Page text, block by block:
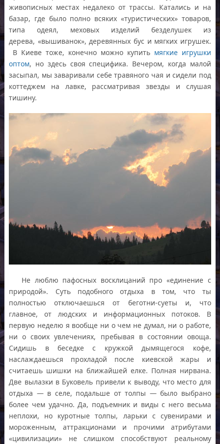
живописных местах недалеко от трассы. Катались и на
базар, где было полно всяких «туристических» товаров,
типа одеял, меховых изделий безделушек из
дерева, «вышиванок», деревянных бус и мягких игрушек.
В Киеве тоже, конечно можно купить мягкие игрушки
оптом, но здесь своя специфика. Вечером, когда малой
засыпал, мы заваривали себе травяного чая и сидели под
коттеджем на лавке, рассматривая звезды и слушая
тишину.
Не люблю пафосных восклицаний про «единение с
природой». Суть подобного отдыха в том, что ты
полностью отключаешься от беготни-суеты и, что
главное, от людских и информационных потоков. В
первую неделю я вообще ни о чем не думал, ни о работе,
ни о своих увлечениях, пребывая в состоянии овоща.
Сидишь в беседке с кружкой дымящегося кофе,
наслаждаешься прохладой после киевской жары и
считаешь шишки на ближайшей елке. Полная нирвана.
Две вылазки в Буковель привели к выводу, что место для
отдыха — в селе, подальше от толпы — было выбрано
более чем удачно. Да, подъемник и виды с него весьма
неплохи, но куротные толпы, ларьки с сувенирами и
мороженным, аттракционами и прочими атрибутами
«цивилизации» не слишком способствуют реальному